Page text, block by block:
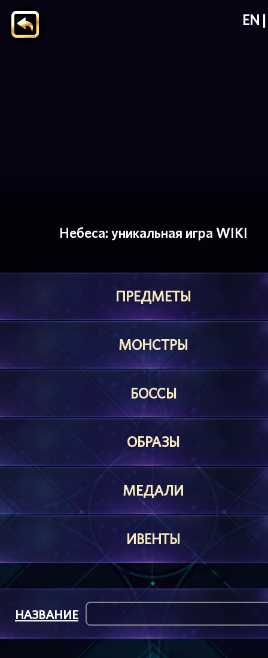
EN
Небеса: уникальная игра WIKI
ПРЕДМЕТЫ
МОНСТРЫ
БОССЫ
ОБРАЗЫ
МЕДАЛИ
ИВЕНТЫ
НАЗВАНИЕ